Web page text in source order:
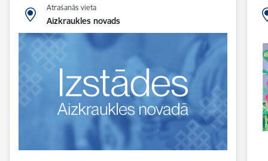
Atrašanās vieta
Aizkraukles novads